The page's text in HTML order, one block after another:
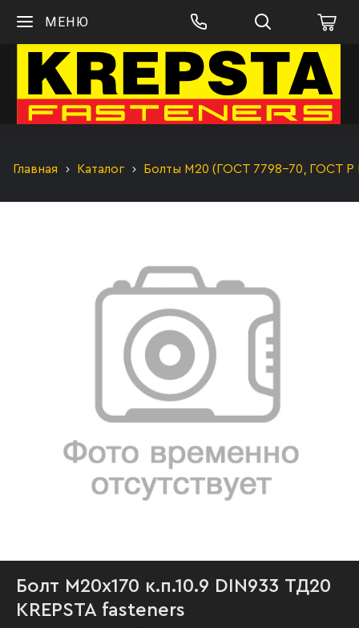
МЕНЮ
Главная Каталог Болты М20 (ГОСТ 7798-70, ГОСТ Р
Болт М20х170 к.п.10.9 DIN933 ТД20
KREPSTA fasteners